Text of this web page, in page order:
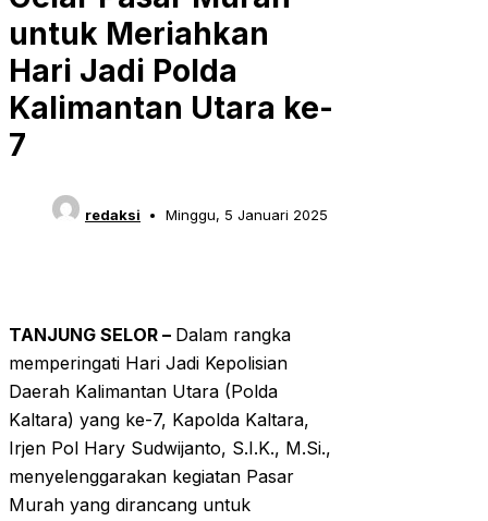
untuk Meriahkan
Hari Jadi Polda
Kalimantan Utara ke-
7
redaksi Minggu, 5 Januari 2025
TANJUNG SELOR – Dalam rangka
memperingati Hari Jadi Kepolisian
Daerah Kalimantan Utara (Polda
Kaltara) yang ke-7, Kapolda Kaltara,
Irjen Pol Hary Sudwijanto, S.I.K., M.Si.,
menyelenggarakan kegiatan Pasar
Murah yang dirancang untuk